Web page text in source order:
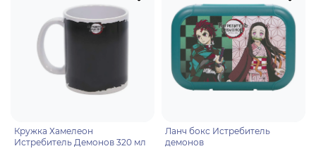
Кружка Хамелеон
Истребитель Демонов 320 мл
Ланч бокс Истребитель
демонов